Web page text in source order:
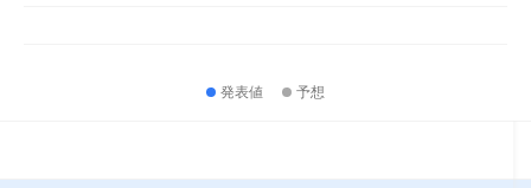
発表値 予想